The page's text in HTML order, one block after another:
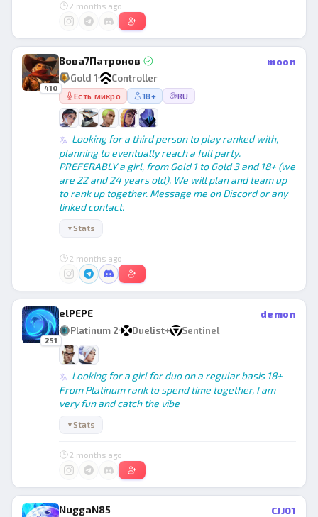
2 months ago
410
Вова7Патронов
moon
Gold 1
Controller
Есть микро 18+ RU
Looking for a third person to play ranked with,
planning to eventually reach a full party.
PREFERABLY a girl, from Gold 1 to Gold 3 and 18+ (we
are 22 and 24 years old). We will plan and team up
to rank up together. Message me on Discord or any
linked contact.
▼Stats
2 months ago
251
elPEPE
demon
Platinum 2
Duelist+ Sentinel
Looking for a girl for duo on a regular basis 18+
From Platinum rank to spend time together, I am
very fun and catch the vibe
▼Stats
2 months ago
NuggaN85
CJJ01